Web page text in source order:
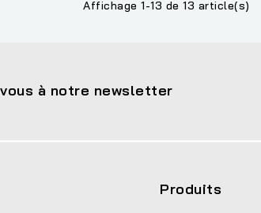
Affichage 1-13 de 13 article(s)
à notre newsletter
Produits